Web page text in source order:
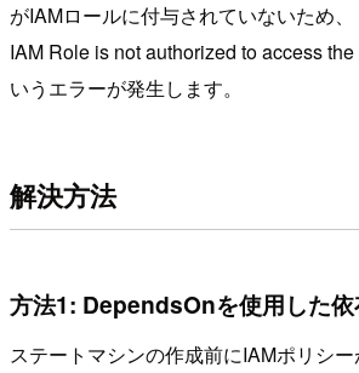
がIAMロールに付与されていないため
IAM Role is not authorized to access
いうエラーが発生します。
解決方法
方法1: DependsOnを使用した
ステートマシンの作成前にIAMポリシ